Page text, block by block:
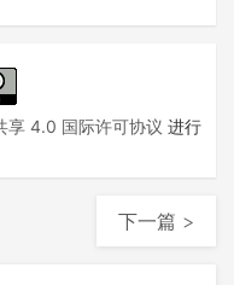
享 4.0 国际许可协议 进行
下一篇 >